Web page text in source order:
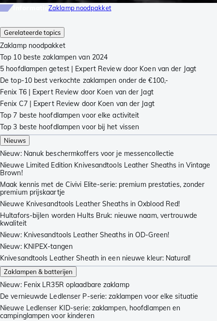
Gerelateerde topics
Zaklamp noodpakket
Top 10 beste zaklampen van 2024
5 hoofdlampen getest | Expert Review door Koen van der Jagt
De top-10 best verkochte zaklampen onder de €100,-
Fenix T6 | Expert Review door Koen van der Jagt
Fenix C7 | Expert Review door Koen van der Jagt
Top 7 beste hoofdlampen voor elke activiteit
Top 3 beste hoofdlampen voor bij het vissen
Nieuws
Nieuw: Nanuk beschermkoffers voor je messencollectie
Nieuwe Limited Edition Knivesandtools Leather Sheaths in Vintage
Brown!
Maak kennis met de Civivi Elite-serie: premium prestaties, zonder
premium prijskaartje
Nieuwe Knivesandtools Leather Sheaths in Oxblood Red!
Hultafors-bijlen worden Hults Bruk: nieuwe naam, vertrouwde
kwaliteit
Nieuw: Knivesandtools Leather Sheaths in OD-Green!
Nieuw: KNIPEX-tangen
Knivesandtools Leather Sheath in een nieuwe kleur: Natural!
Zaklampen & batterijen
Nieuw: Fenix LR35R oplaadbare zaklamp
De vernieuwde Ledlenser P-serie: zaklampen voor elke situatie
Nieuwe Ledlenser KID-serie: zaklampen, hoofdlampen en
campinglampen voor kinderen
Zaklamp noodpakket